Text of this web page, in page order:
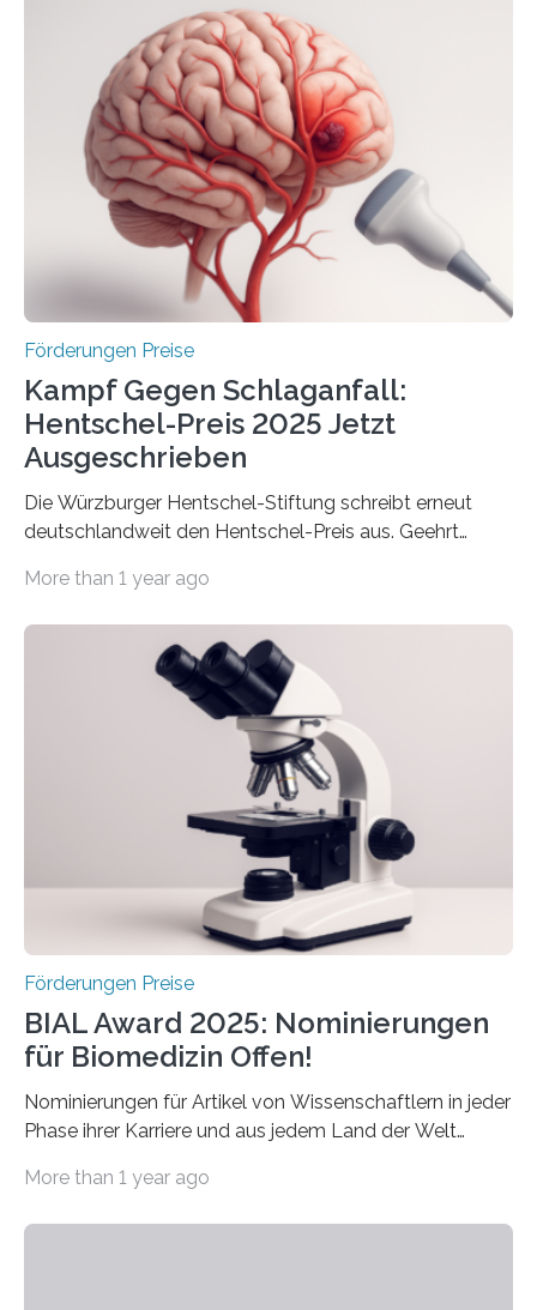
Woche vom Haushaltsausschuss freigegeben – unter
anderem zur Unterstützung der
Industrieforschungsprogramme Industrielle
Gemeinschaftsforschung (IGF), Zentrales
Innovationsprogramm Mittelstand (ZIM) und
Innovationskompetenz INNO-KOM. Auf dem
Innovationstag Mittelstand 2025 am 5. Juni 2025 in
Berlin überbrachte das Bundesministerium für
Wirtschaft und Energie eine gute Nachricht:
Überplanmäßige Verpflichtungsermächtigungen in
Förderungen Preise
Kampf Gegen Schlaganfall:
Hentschel-Preis 2025 Jetzt
Ausgeschrieben
Die Würzburger Hentschel-Stiftung schreibt erneut
deutschlandweit den Hentschel-Preis aus. Geehrt
hochrangige wissenschaftliche Publikation zum Thema
Schlaganfall“ mit Sitz in Würzburg fördert die
Schlaganfallforschung, um die Behandlung der
Betroffenen zu verbessern. Dazu schreibt sie auch in
diesem Jahr wieder deutschlandweit den Hentschel-
Preis aus. Er richtet sich gezielt an jüngere
Forscherinnen und Forscher unter 40 Jahren. Geehrt
werden soll eine herausragende Doktorarbeit oder eine
hochrangige wissenschaftliche Publikation zum Thema
More than 1 year ago
Förderungen Preise
BIAL Award 2025: Nominierungen
für Biomedizin Offen!
Nominierungen für Artikel von Wissenschaftlern in jeder
Phase ihrer Karriere und aus jedem Land der Welt
Leben gerufen, um die bemerkenswertesten
More than 1 year ago